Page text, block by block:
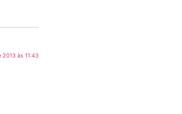
às 11:43